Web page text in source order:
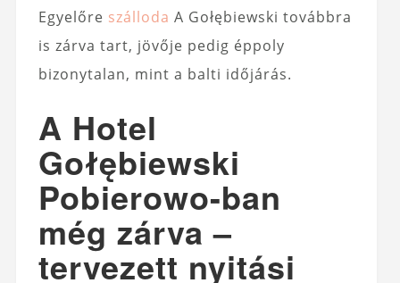
Egyelőre szálloda A Gołębiewski továbbra
is zárva tart, jövője pedig éppoly
bizonytalan, mint a balti időjárás.
A Hotel
Gołębiewski
Pobierowo-ban
még zárva –
tervezett nyitási